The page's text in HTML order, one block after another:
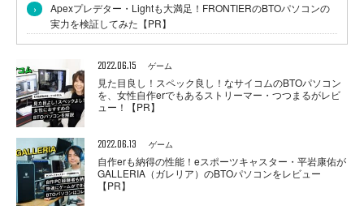
›
Apexプレデター・Lightも大満足！FRONTIERのBTOパソコンの
実力を検証してみた【PR】
2022.06.15 ゲーム
見た目良し！スペック良し！なサイコムのBTOパソコン
を、女性自作erでもあるストリーマー・つつまるがレビ
ュー！【PR】
2022.06.13 ゲーム
自作erも納得の性能！eスポーツキャスター・平岩康佑が
GALLERIA（ガレリア）のBTOパソコンをレビュー
【PR】